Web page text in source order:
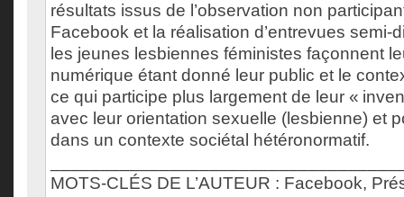
résultats issus de l’observation non
Facebook et la réalisation d’entrevues semi-
les jeunes lesbiennes féministes façonnent
numérique étant donné leur public et le
ce qui participe plus largement de leur «
avec leur orientation sexuelle (lesbienne) et
dans un contexte sociétal hétéronormatif.
MOTS-CLÉS DE L’AUTEUR : Facebook,